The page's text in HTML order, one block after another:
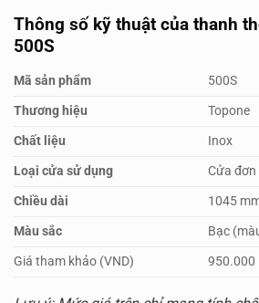
Thông số kỹ thuật của thanh
500S
Mã sản phẩm
500S
Thương hiệu
Topone
Chất liệu
Inox
Loại cửa sử dụng
Cửa
Chiều dài
1045
Màu sắc
Bạc
Giá tham khảo (VND)
950.000